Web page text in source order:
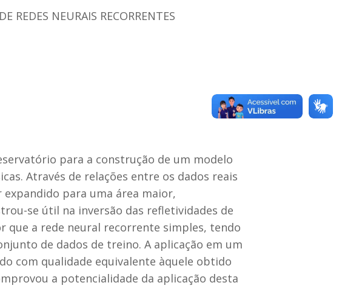
REDES NEURAIS RECORRENTES
para a construção de um modelo
Através de relações entre os dados reais
para uma área maior,
se útil na inversão das refletividades de
que a rede neural recorrente simples, tendo
de dados de treino. A aplicação em um
com qualidade equivalente àquele obtido
a potencialidade da aplicação desta